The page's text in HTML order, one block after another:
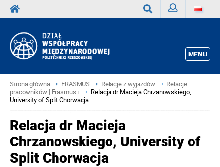
MENU
Strona główna ERASMUS Relacje z wyjazdów
Relacje
pracowników | Erasmus+
Relacja dr Macieja Chrzanowskiego,
University of Split Chorwacja
Relacja dr Macieja
Chrzanowskiego, University of
Split Chorwacja